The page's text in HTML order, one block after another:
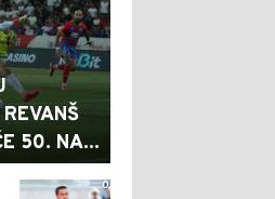
50. NA...
0